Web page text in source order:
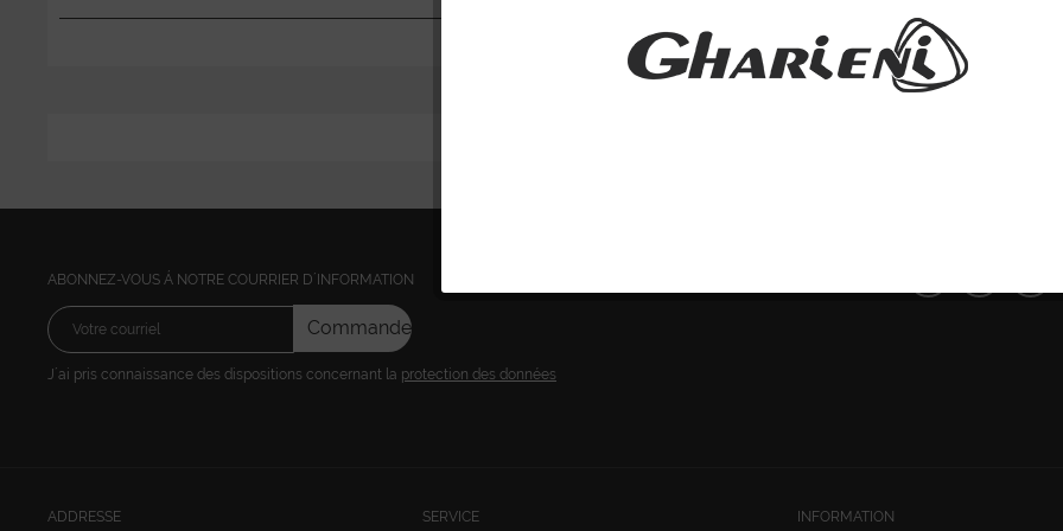
ABONNEZ-VOUS Á NOTRE COURRIER D´INFORMATION
Commandez
J´ai pris connaissance des dispositions concernant la protection des données
ADDRESSE SERVICE INFORMATION